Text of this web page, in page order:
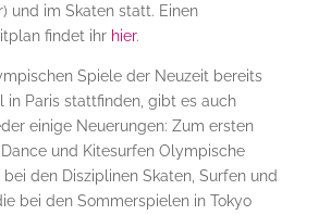
und im Skaten statt. Einen
findet ihr hier.
Spiele der Neuzeit bereits
in Paris stattfinden, gibt es auch
einige Neuerungen: Zum ersten
und Kitesurfen Olympische
den Disziplinen Skaten, Surfen und
bei den Sommerspielen in Tokyo